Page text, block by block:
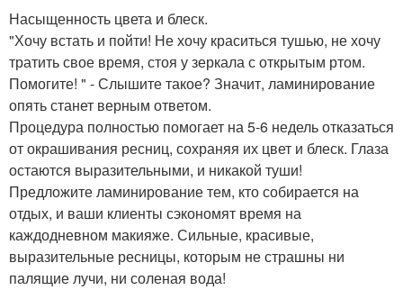
Насыщенность цвета и блеск.
"Хочу встать и пойти! Не хочу краситься тушью, не хочу
тратить свое время, стоя у зеркала с открытым ртом.
Помогите! " - Слышите такое? Значит, ламинирование
опять станет верным ответом.
Процедура полностью помогает на 5-6 недель отказаться
от окрашивания ресниц, сохраняя их цвет и блеск. Глаза
остаются выразительными, и никакой туши!
Предложите ламинирование тем, кто собирается на
отдых, и ваши клиенты сэкономят время на
каждодневном макияже. Сильные, красивые,
выразительные ресницы, которым не страшны ни
палящие лучи, ни соленая вода!